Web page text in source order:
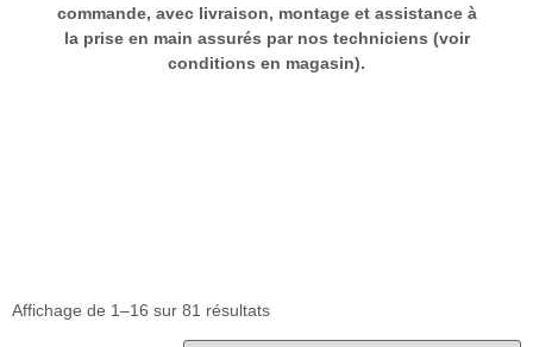
commande, avec livraison, montage et assistance à
la prise en main assurés par nos techniciens (voir
conditions en magasin).
Affichage de 1–16 sur 81 résultats